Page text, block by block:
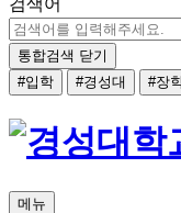
통합검색 닫기
#입학
#경성대 #장
메뉴